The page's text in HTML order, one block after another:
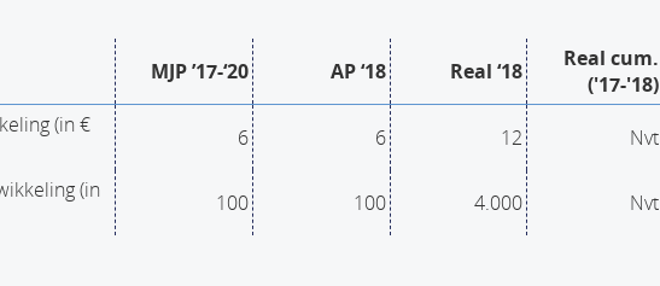
MJP ’17-‘20 AP ‘18 Real ‘18
Real cum.
('17-'18)
(in €
6 6 12
Nvt
(in
100 100 4.000 Nvt